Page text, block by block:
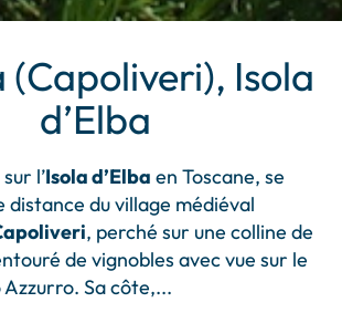
(Capoliveri), Isola
d’Elba
l’Isola d’Elba en Toscane, se
du village médiéval
, perché sur une colline de
de vignobles avec vue sur le
Sa côte,...